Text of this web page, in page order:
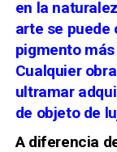
para la
Manuel
para la
Cultural Zegrí
cristiano parte
representación
desciende
encuentran en
escenifica la
en la
arte se puede
pigmento
Cualquier
ultramar
de objeto de
A diferencia